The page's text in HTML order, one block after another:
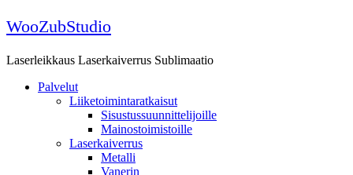
Skip
to
WooZubStudio
Laserleikkaus Laserkaiverrus Sublimaatio
Palvelut
Liiketoimintaratkaisut
Sisustussuunnittelijoille
Mainostoimistoille
Laserkaiverrus
Metalli
Vanerin